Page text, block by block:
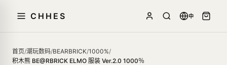
CHHES 中
首页/潮玩数码/BEARBRICK/1000%/
积木熊 BE@RBRICK ELMO 服装 Ver.2.0 1000％